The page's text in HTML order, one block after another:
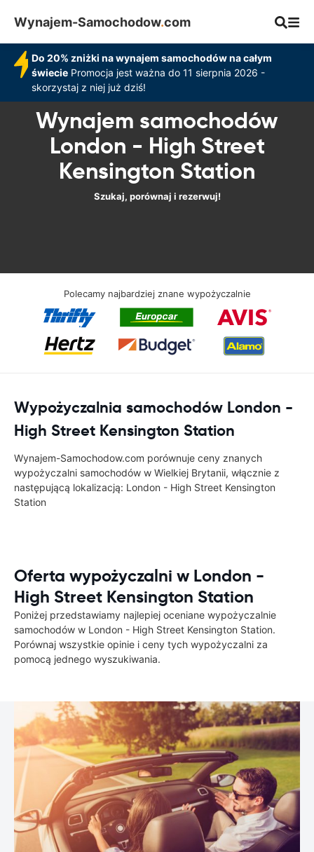
Wynajem-Samochodow.com
Do 20% zniżki na wynajem samochodów na całym
świeciePromocja jest ważna do 11 sierpnia 2026 -
skorzystaj z niej już dziś!
Wynajem samochodów
London - High Street
Kensington Station
Szukaj, porównaj i rezerwuj!
Polecamy najbardziej znane wypożyczalnie
Wypożyczalnia samochodów London -
High Street Kensington Station
Wynajem-Samochodow.com porównuje ceny znanych
wypożyczalni samochodów w Wielkiej Brytanii, włącznie z
następującą lokalizacją: London - High Street Kensington
Station
Oferta wypożyczalni w London -
High Street Kensington Station
Poniżej przedstawiamy najlepiej oceniane wypożyczalnie
samochodów w London - High Street Kensington Station.
Porównaj wszystkie opinie i ceny tych wypożyczalni za
pomocą jednego wyszukiwania.